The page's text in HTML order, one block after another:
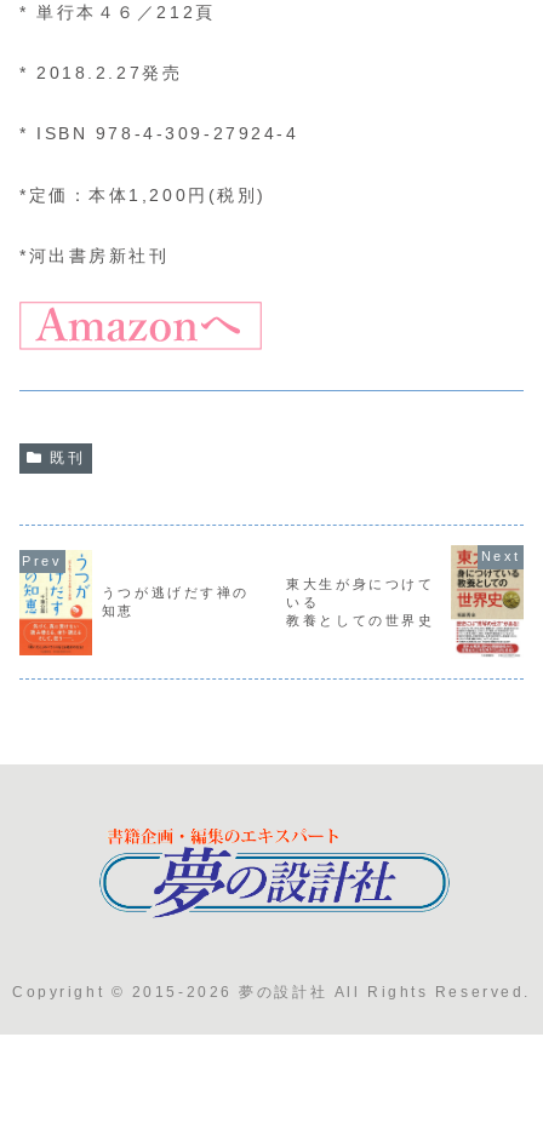
* 単行本４６／212頁
* 2018.2.27発売
* ISBN 978-4-309-27924-4
*定価：本体1,200円(税別)
*河出書房新社刊
既刊
うつが逃げだす禅の
知恵
東大生が身につけて
いる
教養としての世界史
Copyright © 2015-2026 夢の設計社 All Rights Reserved.